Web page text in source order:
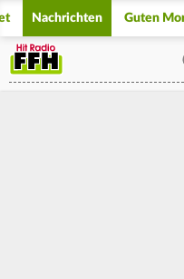
Nachrichten Guten